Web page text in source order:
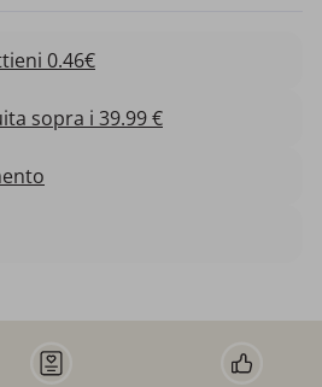
0.46€
sopra i 39.99 €